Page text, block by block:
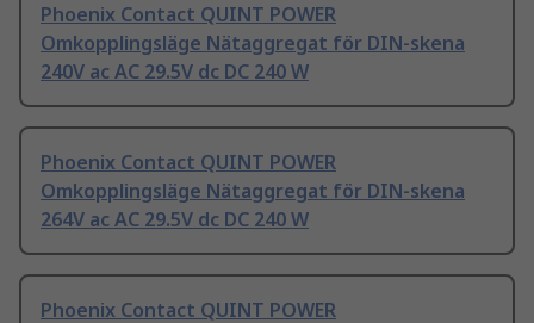
Phoenix Contact QUINT POWER
Omkopplingsläge Nätaggregat för DIN-skena
240V ac AC 29.5V dc DC 240 W
Phoenix Contact QUINT POWER
Omkopplingsläge Nätaggregat för DIN-skena
264V ac AC 29.5V dc DC 240 W
Phoenix Contact QUINT POWER